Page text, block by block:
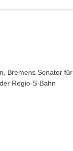
Bremens Senator für
Regio-S-Bahn